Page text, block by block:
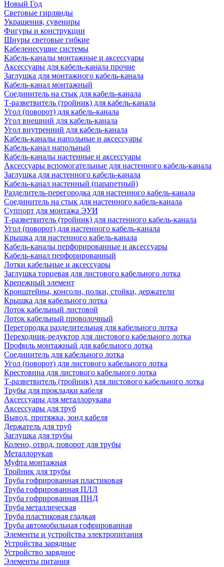
Новый Год
Световые гирлянды
Украшения, сувениры
Фигуры и конструкции
Шнуры световые гибкие
Кабеленесущие системы
Кабель-каналы монтажные и аксессуары
Аксессуары для кабель-канала прочие
Заглушка для монтажного кабель-канала
Кабель-канал монтажный
Соединитель на стык для кабель-канала
Т-разветвитель (тройник) для кабель-канала
Угол (поворот) для кабель-канала
Угол внешний для кабель-канала
Угол внутренний для кабель-канала
Кабель-каналы напольные и аксессуары
Кабель-канал напольный
Кабель-каналы настенные и аксессуары
Аксессуары вспомогательные для настенного кабель-канала
Заглушка для настенного кабель-канала
Кабель-канал настенный (парапетный)
Разделитель-перегородка для настенного кабель-канала
Соединитель на стык для настенного кабель-канала
Суппорт для монтажа ЭУИ
Т-разветвитель (тройник) для настенного кабель-канала
Угол (поворот) для настенного кабель-канала
Крышка для настенного кабель-канала
Кабель-каналы перфорированные и аксессуары
Кабель-канал перфорированный
Лотки кабельные и аксессуары
Заглушка торцевая для листового кабельного лотка
Крепежный элемент
Кронштейны, консоли, полки, стойки, держатели
Крышка для кабельного лотка
Лоток кабельный листовой
Лоток кабельный проволочный
Перегородка разделительная для кабельного лотка
Переходник-редуктор для листового кабельного лотка
Профиль монтажный для кабельного лотка
Соединитель для кабельного лотка
Угол (поворот) для листового кабельного лотка
Крестовина для листового кабельного лотка
Т-разветвитель (тройник) для листового кабельного лотка
Трубы для прокладки кабеля
Аксессуары для металлорукава
Аксессуары для труб
Вывод, протяжка, зонд кабеля
Держатель для труб
Заглушка для трубы
Колено, отвод, поворот для трубы
Металлорукав
Муфта монтажная
Тройник для трубы
Труба гофрированная пластиковая
Труба гофрированная ПЛЛ
Труба гофрированная ПНД
Труба металлическая
Труба пластиковая гладкая
Труба автомобильная гофрированная
Элементы и устройства электропитания
Устройства зарядные
Устройство зарядное
Элементы питания